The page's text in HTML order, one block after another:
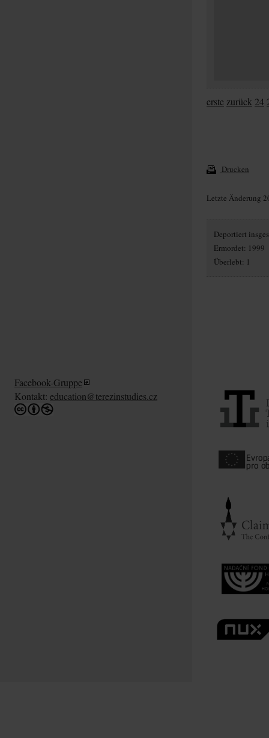
erste zurück 24
Drucken
Letzte Änderung
Deportiert
Ermordet: 1999
Überlebt: 1
Facebook-Gruppe
Kontakt: education@terezinstudies.cz